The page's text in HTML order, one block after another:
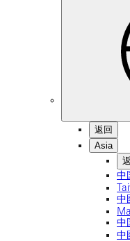
返回
Asia
中
中
中
中